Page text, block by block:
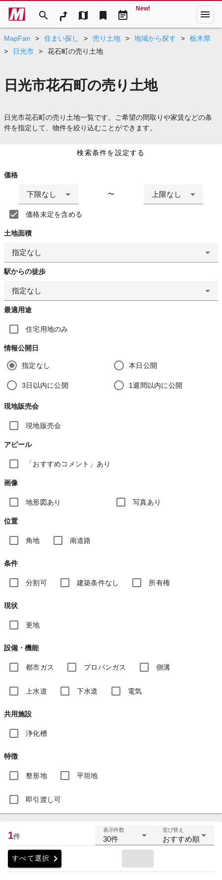
search map bookmark event_note
New! menu
MapFan > 住まい探し > 売り土地 > 地域から探す >
栃木県
>
日光市 > 花石町の売り土地
日光市花石町の売り土地
日光市花石町の売り土地一覧です。ご希望の間取りや家賃などの条
件を指定して、物件を絞り込むことができます。
検索条件を設定する
価格
下限なし 〜 上限なし
価格未定を含める
土地面積
指定なし
駅からの徒歩
指定なし
最適用途
住宅用地のみ
情報公開日
指定なし 本日公開
3日以内に公開 1週間以内に公開
現地販売会
現地販売会
アピール
「おすすめコメント」あり
画像
地形図あり 写真あり
位置
角地 南道路
条件
分割可 建築条件なし 所有権
現状
更地
設備・機能
都市ガス プロパンガス 側溝
上水道 下水道 電気
共用施設
浄化槽
特徴
整形地 平坦地
即引渡し可
1件
表示件数
30件
並び替え
おすすめ順
すべて選択 chevron_right